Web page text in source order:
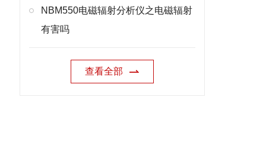
NBM550电磁辐射分析仪之电磁辐射
有害吗
查看全部